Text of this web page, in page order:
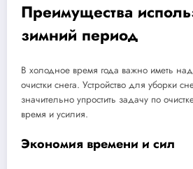
Преимущества
зимний период
В холодное время года важно иметь
очистки снега. Устройство для уборки
значительно упростить задачу по
время и усилия.
Экономия времени и сил